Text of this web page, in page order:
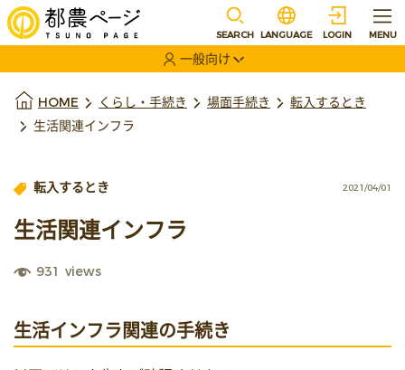
SEARCH
選択すると言語の切
LANGUAGE LOGIN MENU
一般向け
HOME くらし・手続き 場面手続き
転入するとき
生活関連インフラ
転入するとき 2021/04/01
生活関連インフラ
931 views
生活インフラ関連の手続き